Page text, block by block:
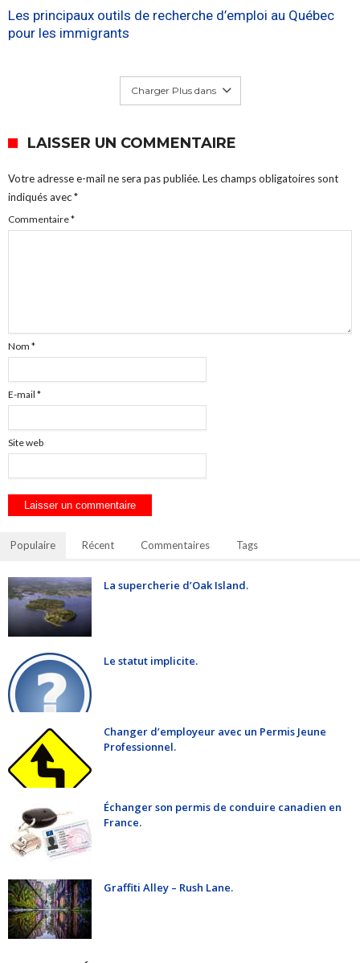
Les principaux outils de recherche d’emploi au Québec
pour les immigrants
Charger Plus dans
LAISSER UN COMMENTAIRE
Votre adresse e-mail ne sera pas publiée. Les champs obligatoires sont
indiqués avec*
Commentaire*
Nom *
E-mail *
Site web
Populaire Récent Commentaires Tags
La supercherie d’Oak Island.
Le statut implicite.
Changer d’employeur avec un Permis Jeune
Professionnel.
Échanger son permis de conduire canadien en
France.
Graffiti Alley – Rush Lane.